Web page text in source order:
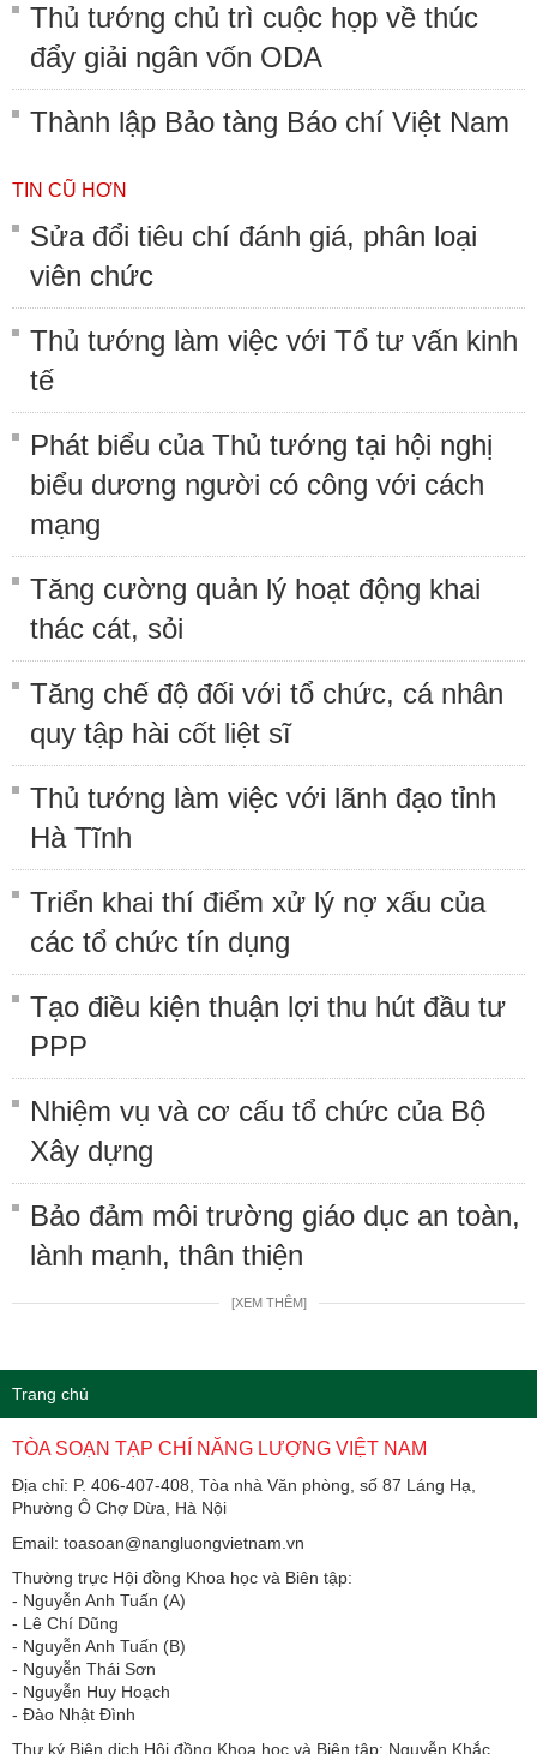
Thủ tướng chủ trì cuộc họp về thúc
đẩy giải ngân vốn ODA
Thành lập Bảo tàng Báo chí Việt Nam
TIN CŨ HƠN
Sửa đổi tiêu chí đánh giá, phân loại
viên chức
Thủ tướng làm việc với Tổ tư vấn kinh
tế
Phát biểu của Thủ tướng tại hội nghị
biểu dương người có công với cách
mạng
Tăng cường quản lý hoạt động khai
thác cát, sỏi
Tăng chế độ đối với tổ chức, cá nhân
quy tập hài cốt liệt sĩ
Thủ tướng làm việc với lãnh đạo tỉnh
Hà Tĩnh
Triển khai thí điểm xử lý nợ xấu của
các tổ chức tín dụng
Tạo điều kiện thuận lợi thu hút đầu tư
PPP
Nhiệm vụ và cơ cấu tổ chức của Bộ
Xây dựng
Bảo đảm môi trường giáo dục an toàn,
lành mạnh, thân thiện
[XEM THÊM]
Trang chủ
TÒA SOẠN TẠP CHÍ NĂNG LƯỢNG VIỆT NAM
Địa chỉ: P. 406-407-408, Tòa nhà Văn phòng, số 87 Láng Hạ,
Phường Ô Chợ Dừa, Hà Nội
Email: toasoan@nangluongvietnam.vn
Thường trực Hội đồng Khoa học và Biên tập:
​​​​​​- Nguyễn Anh Tuấn (A)
- Lê Chí Dũng
- Nguyễn Anh Tuấn (B)
- Nguyễn Thái Sơn
- Nguyễn Huy Hoạch
- Đào Nhật Đình
Thư ký Biên dịch Hội đồng Khoa học và Biên tập: Nguyễn Khắc